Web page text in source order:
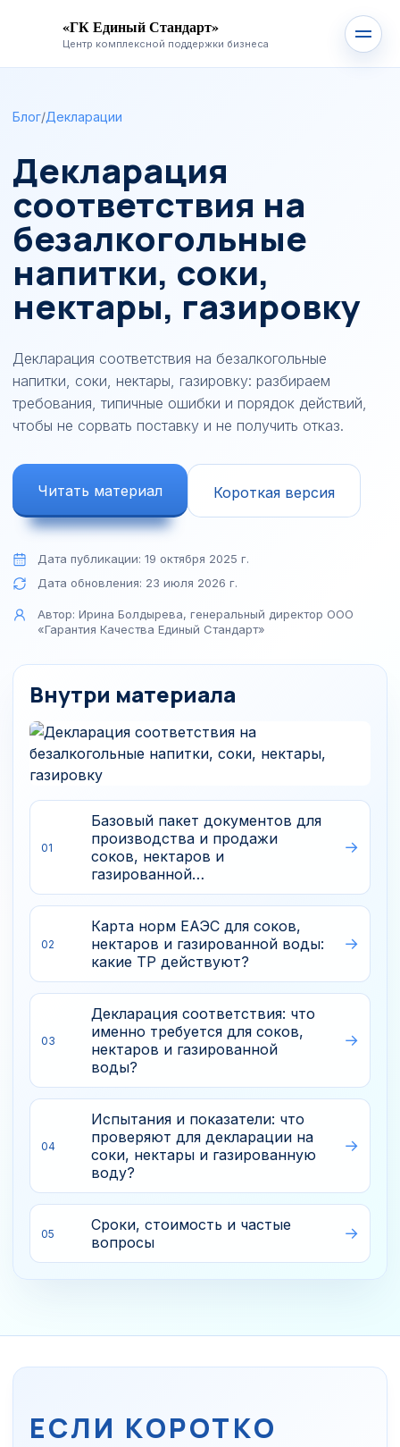
«ГК Единый Стандарт»
Центр комплексной поддержки бизнеса
Блог/Декларации
Декларация
соответствия на
безалкогольные
напитки, соки,
нектары, газировку
Декларация соответствия на безалкогольные
напитки, соки, нектары, газировку: разбираем
требования, типичные ошибки и порядок действий,
чтобы не сорвать поставку и не получить отказ.
Читать материал Короткая версия
Дата публикации: 19 октября 2025 г.
Дата обновления: 23 июля 2026 г.
Автор: Ирина Болдырева, генеральный директор ООО
«Гарантия Качества Единый Стандарт»
Внутри материала
01
Базовый пакет документов для
производства и продажи
соков, нектаров и
газированной…
02
Карта норм ЕАЭС для соков,
нектаров и газированной воды:
какие ТР действуют?
03
Декларация соответствия: что
именно требуется для соков,
нектаров и газированной
воды?
04
Испытания и показатели: что
проверяют для декларации на
соки, нектары и газированную
воду?
05
Сроки, стоимость и частые
вопросы
ЕСЛИ КОРОТКО